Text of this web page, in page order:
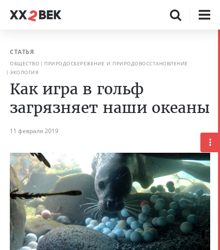
СТАТЬЯ
ОБЩЕСТВО
ПРИРОДОСБЕРЕЖЕНИЕ И ПРИРОДОВОССТАНОВЛЕНИЕ
ЭКОЛОГИЯ
Как игра в гольф
загрязняет наши океаны
11 февраля 2019